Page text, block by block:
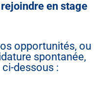
en stage
opportunités, ou
spontanée,
dessous :